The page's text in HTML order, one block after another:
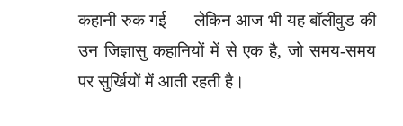
कहानी रुक गई — लेकिन आज भी यह बॉलीवुड की
उन जिज्ञासु कहानियों में से एक है, जो समय-समय
पर सुर्खियों में आती रहती है।